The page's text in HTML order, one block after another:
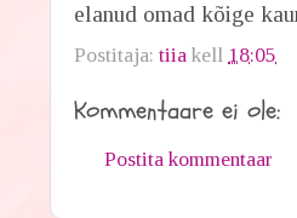
elanud omad kõige
Postitaja:tiia kell 18:05
Kommentaare ei ole:
Postita kommentaar